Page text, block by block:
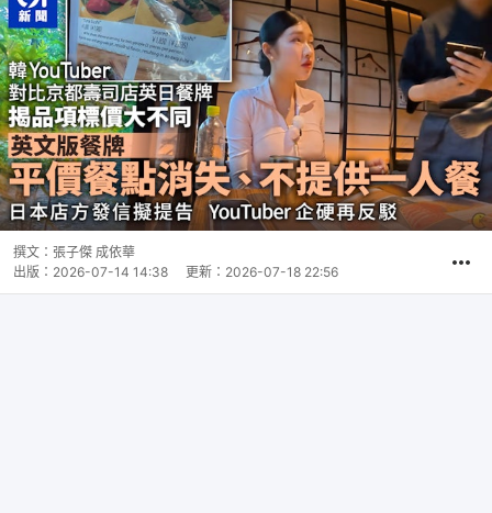
撰文： 張子傑 成依華
出版： 2026-07-14 14:38 更新： 2026-07-18 22:56